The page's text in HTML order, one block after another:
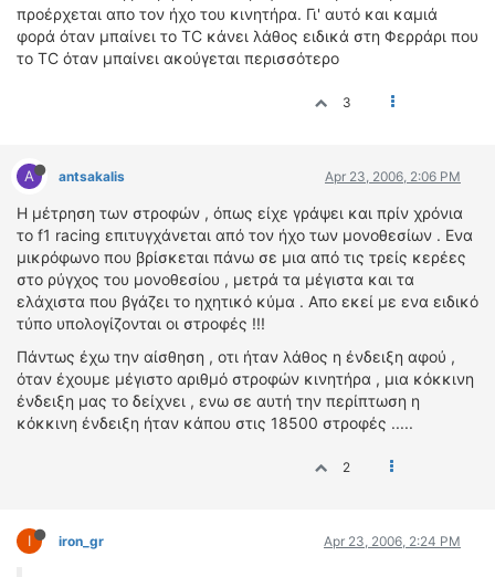
προέρχεται απο τον ήχο του κινητήρα. Γι' αυτό και καμιά
φορά όταν μπαίνει το TC κάνει λάθος ειδικά στη Φερράρι που
το TC όταν μπαίνει ακούγεται περισσότερο
3
A antsakalis Apr 23, 2006, 2:06 PM
Η μέτρηση των στροφών , όπως είχε γράψει και πρίν χρόνια
το f1 racing επιτυγχάνεται από τον ήχο των μονοθεσίων . Ενα
μικρόφωνο που βρίσκεται πάνω σε μια από τις τρείς κερέες
στο ρύγχος του μονοθεσίου , μετρά τα μέγιστα και τα
ελάχιστα που βγάζει το ηχητικό κύμα . Απο εκεί με ενα ειδικό
τύπο υπολογίζονται οι στροφές !!!
Πάντως έχω την αίσθηση , οτι ήταν λάθος η ένδειξη αφού ,
όταν έχουμε μέγιστο αριθμό στροφών κινητήρα , μια κόκκινη
ένδειξη μας το δείχνει , ενω σε αυτή την περίπτωση η
κόκκινη ένδειξη ήταν κάπου στις 18500 στροφές .....
2
I iron_gr Apr 23, 2006, 2:24 PM